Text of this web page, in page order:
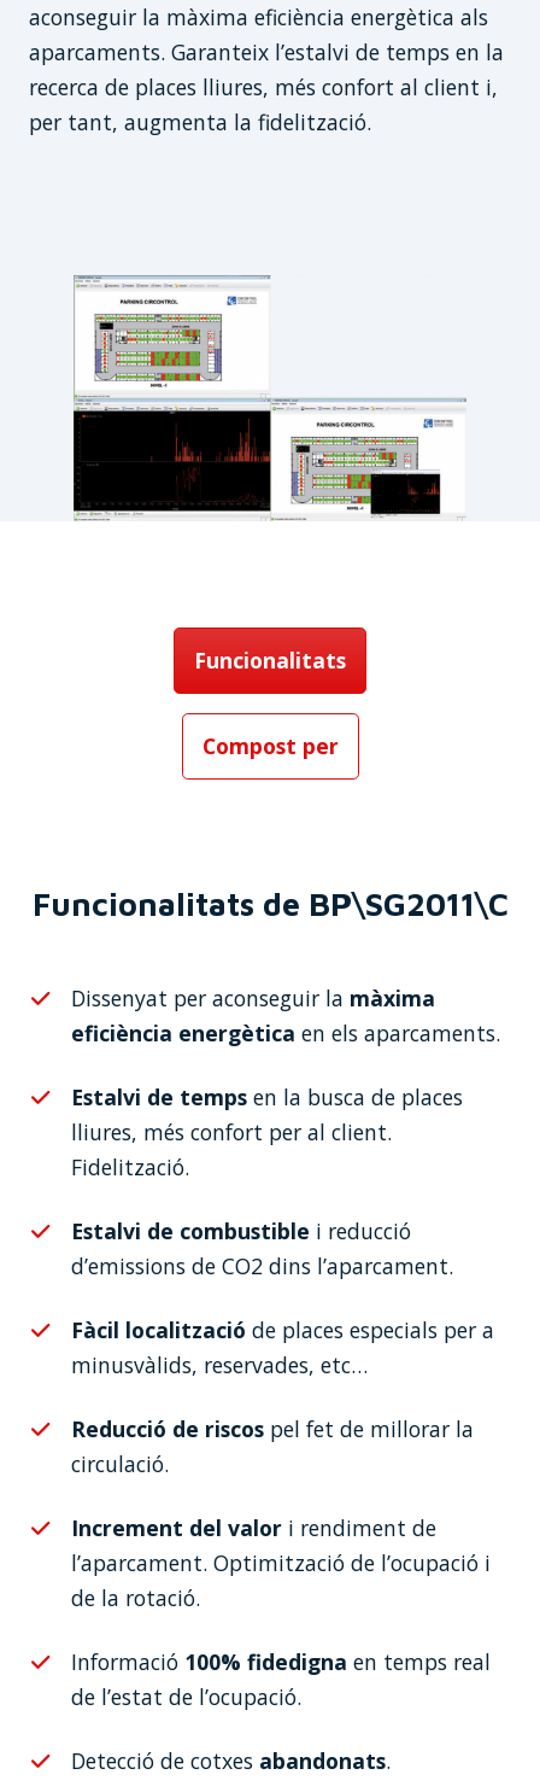
aconseguir la màxima eficiència energètica als
aparcaments. Garanteix l’estalvi de temps en la
recerca de places lliures, més confort al client i,
per tant, augmenta la fidelització.
Funcionalitats
Compost per
Funcionalitats de BP\SG2011\C
Dissenyat per aconseguir la màxima
eficiència energètica en els aparcaments.
Estalvi de temps en la busca de places
lliures, més confort per al client.
Fidelització.
Estalvi de combustible i reducció
d’emissions de CO2 dins l’aparcament.
Fàcil localització de places especials per a
minusvàlids, reservades, etc…
Reducció de riscos pel fet de millorar la
circulació.
Increment del valor i rendiment de
l’aparcament. Optimització de l’ocupació i
de la rotació.
Informació 100% fidedigna en temps real
de l’estat de l’ocupació.
Detecció de cotxes abandonats.